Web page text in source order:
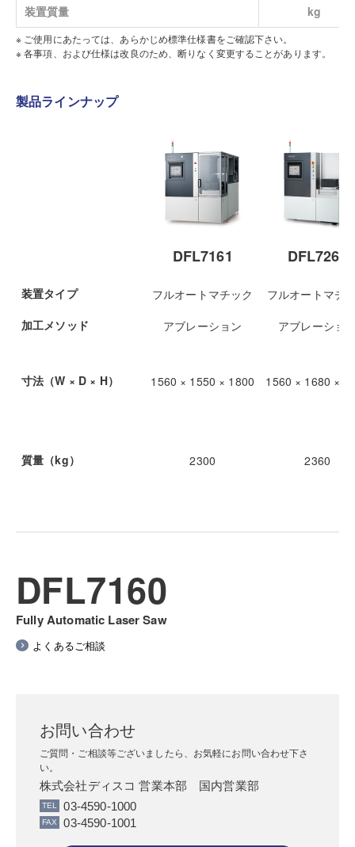
装置質量 kg
※ ご使用にあたっては、あらかじめ標準仕様書をご確認下さい。
※ 各事項、および仕様は改良のため、断りなく変更することがあります。
製品ラインナップ
装置タイプ
加工メソッド
寸法（W × D × H）
質量（kg）
DFL7161 DFL7262
フルオートマチック
フルオートマチ
アブレーション
アブレーショ
1560 × 1550 × 1800 1560 × 1680 ×
2300 2360
DFL7160
Fully Automatic Laser Saw
よくあるご相談
お問い合わせ
ご質問・ご相談等ございましたら、お気軽にお問い合わせ下さ
い。
株式会社ディスコ 営業本部 国内営業部
03-4590-1000
03-4590-1001